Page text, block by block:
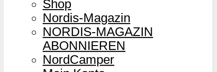
Shop
Nordis-Magazin
NORDIS-MAGAZIN
ABONNIEREN
NordCamper